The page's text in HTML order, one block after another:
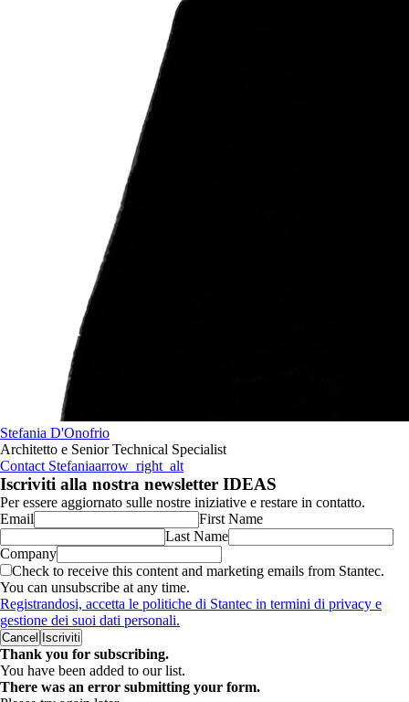
Stefania D'Onofrio
Architetto e Senior Technical Specialist
Contact Stefaniaarrow_right_alt
Iscriviti alla nostra newsletter IDEAS
Per essere aggiornato sulle nostre iniziative e restare in contatto.
Email
First Name
Last Name
Company
Check to receive this content and marketing emails from Stantec.
You can unsubscribe at any time.
Registrandosi, accetta le politiche di Stantec in termini di privacy e
gestione dei suoi dati personali.
Cancel Iscriviti
Thank you for subscribing.
You have been added to our list.
There was an error submitting your form.